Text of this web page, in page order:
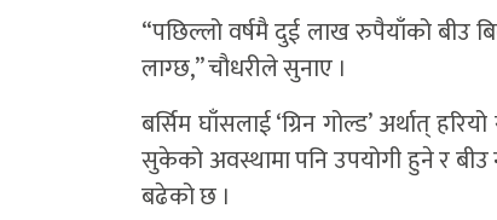
“पछिल्लो वर्षमै दुई लाख रुपैयाँको बीउ
लाग्छ,” चौधरीले सुनाए ।
बर्सिम घाँसलाई ‘ग्रिन गोल्ड’ अर्थात्
सुकेको अवस्थामा पनि उपयोगी हुने र
बढेको छ ।